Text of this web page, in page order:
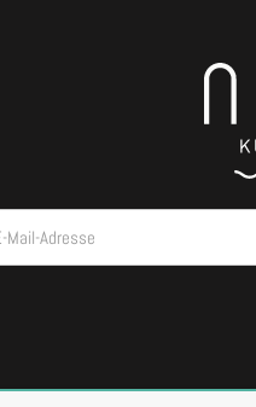
Mail-Adresse